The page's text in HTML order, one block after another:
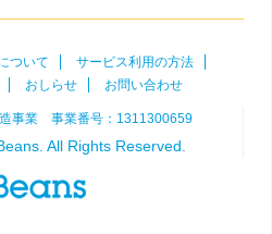
ついて
サービス利用の方法
おしらせ お問い合わせ
事業 事業番号：1311300659
All Rights Reserved.